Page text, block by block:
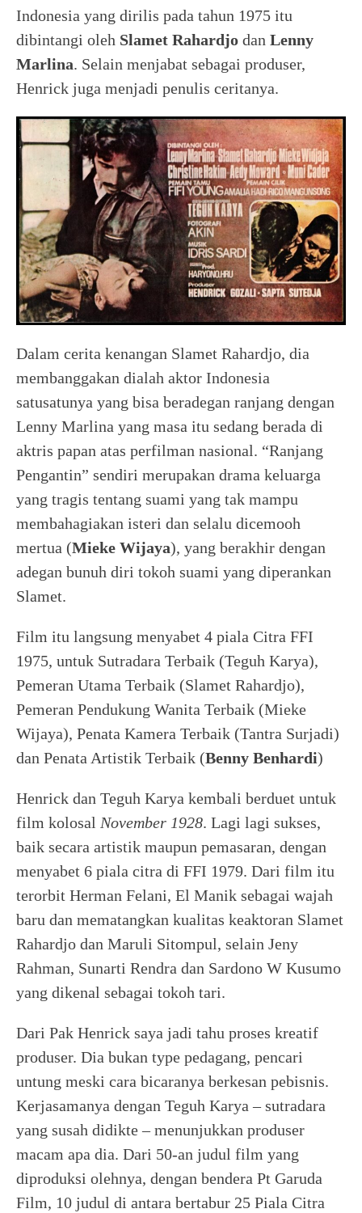
Indonesia yang dirilis pada tahun 1975 itu
dibintangi oleh Slamet Rahardjo dan Lenny
Marlina. Selain menjabat sebagai produser,
Henrick juga menjadi penulis ceritanya.
Dalam cerita kenangan Slamet Rahardjo, dia
membanggakan dialah aktor Indonesia
satusatunya yang bisa beradegan ranjang dengan
Lenny Marlina yang masa itu sedang berada di
aktris papan atas perfilman nasional. “Ranjang
Pengantin” sendiri merupakan drama keluarga
yang tragis tentang suami yang tak mampu
membahagiakan isteri dan selalu dicemooh
mertua (Mieke Wijaya), yang berakhir dengan
adegan bunuh diri tokoh suami yang diperankan
Slamet.
Film itu langsung menyabet 4 piala Citra FFI
1975, untuk Sutradara Terbaik (Teguh Karya),
Pemeran Utama Terbaik (Slamet Rahardjo),
Pemeran Pendukung Wanita Terbaik (Mieke
Wijaya), Penata Kamera Terbaik (Tantra Surjadi)
dan Penata Artistik Terbaik (Benny Benhardi)
Henrick dan Teguh Karya kembali berduet untuk
film kolosal November 1928. Lagi lagi sukses,
baik secara artistik maupun pemasaran, dengan
menyabet 6 piala citra di FFI 1979. Dari film itu
terorbit Herman Felani, El Manik sebagai wajah
baru dan mematangkan kualitas keaktoran Slamet
Rahardjo dan Maruli Sitompul, selain Jeny
Rahman, Sunarti Rendra dan Sardono W Kusumo
yang dikenal sebagai tokoh tari.
Dari Pak Henrick saya jadi tahu proses kreatif
produser. Dia bukan type pedagang, pencari
untung meski cara bicaranya berkesan pebisnis.
Kerjasamanya dengan Teguh Karya – sutradara
yang susah didikte – menunjukkan produser
macam apa dia. Dari 50-an judul film yang
diproduksi olehnya, dengan bendera Pt Garuda
Film, 10 judul di antara bertabur 25 Piala Citra